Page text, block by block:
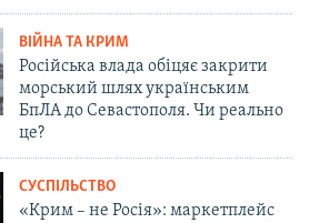
ВІЙНА ТА КРИМ
Російська влада обіцяє закрити
морський шлях українським
БпЛА до Севастополя. Чи реально
це?
СУСПІЛЬСТВО
«Крим – не Росія»: маркетплейс